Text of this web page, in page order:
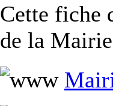
Cette fiche
de la